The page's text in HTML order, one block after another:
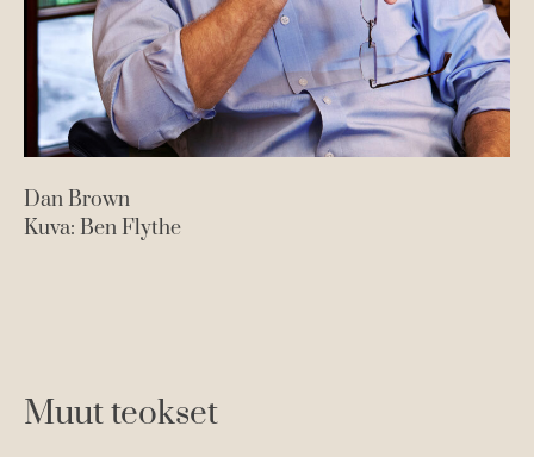
Dan Brown
Kuva: Ben Flythe
Muut teokset